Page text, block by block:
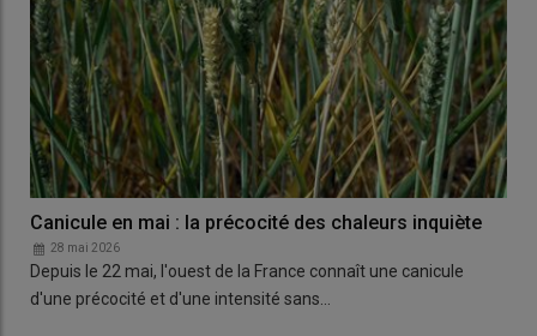
Canicule en mai : la précocité des chaleurs inquiète
28 mai 2026
Depuis le 22 mai, l'ouest de la France connaît une canicule
d'une précocité et d'une intensité sans…